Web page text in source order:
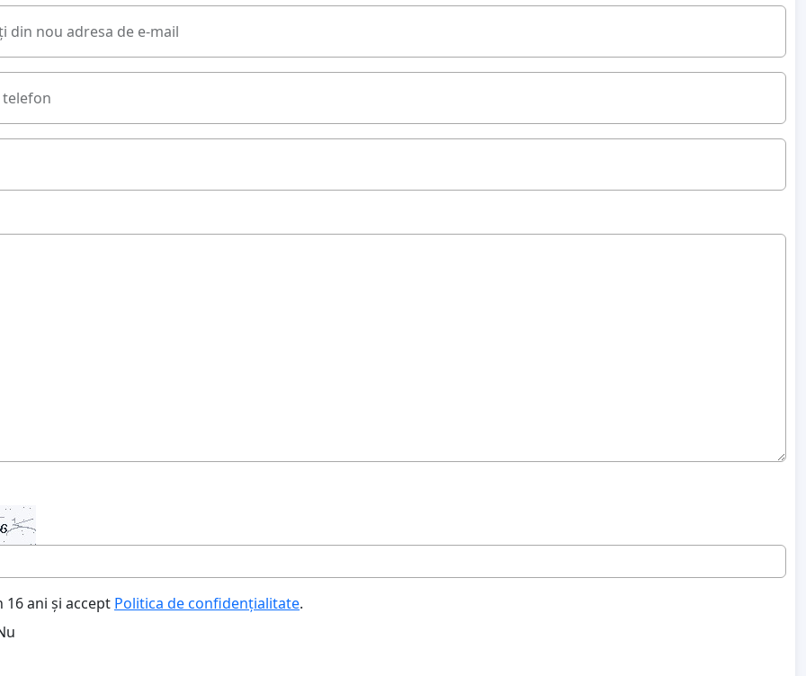
din nou adresa de e-mail
16 ani și accept Politica de confidențialitate.